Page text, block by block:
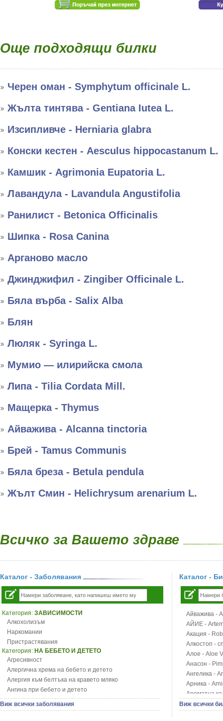
Още подходящи билки
Черен оман - Symphytum officinale L.
Жълта тинтява - Gentiana Iutea L.
Изсипливче - Herniaria glabra
Конски кестен - Aesculus hippocastanum L.
Камшик - Agrimonia Eupatoria L.
Лавандула - Lavandula Angustifolia
Ранилист - Betonica Officinalis
Шипка - Rosa Canina
Арганово масло
Джинджифил - Zingiber Officinale L.
Бяла върба - Salix Аlba
Блян
Люляк - Syringa L.
Мумио — илирийска смола
Липа - Tilia Cordata Mill.
Мащерка - Thymus
Айважива - Alcanna tinctoria
Брей - Tamus Communis
Бяла бреза - Betula pendula
Жълт Смин - Helichrysum arenarium L.
Всичко за Вашето здраве
Каталог - Заболявания
Категория: ЗАВИСИМОСТИ
Алкохолизъм
Наркомании
Пристрастявания
Категория: НА БЕБЕТО И ДЕТЕТО
Агресивност
Алергична хрема на бебето и детето
Алергия към белтъка на кравето мляко
Ангина при бебето и детето
Анемия при бебето и детето
Апетит - пълни деца
Виж всички заболявания
Каталог -
Айважива -
АЙИЕ -
Акация -
Алкостоп -
Алое - Aloe
Анасон -
Ангелика -
Арника -
Ароматна
Арония -
Виж всички